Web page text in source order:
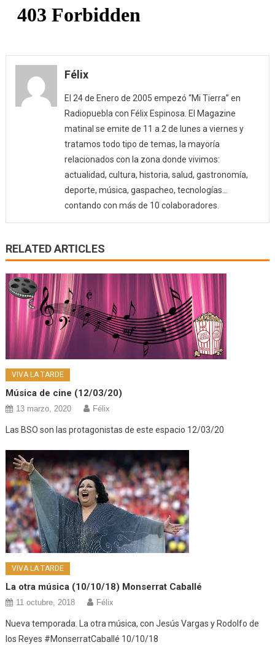
Félix
El 24 de Enero de 2005 empezó “Mi Tierra” en
Radiopuebla con Félix Espinosa. El Magazine
matinal se emite de 11 a 2 de lunes a viernes y
tratamos todo tipo de temas, la mayoría
relacionados con la zona donde vivimos:
actualidad, cultura, historia, salud, gastronomía,
deporte, música, gaspacheo, tecnologías…
contando con más de 10 colaboradores.
RELATED ARTICLES
VIVA LA TARDE
Música de cine (12/03/20)
13 marzo, 2020 Félix
Las BSO son las protagonistas de este espacio 12/03/20
VIVA LA TARDE
La otra música (10/10/18) Monserrat Caballé
11 octubre, 2018 Félix
Nueva temporada. La otra música, con Jesús Vargas y Rodolfo de
los Reyes #MonserratCaballé 10/10/18